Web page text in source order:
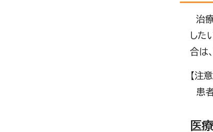
治
した
合は
【注
患
医